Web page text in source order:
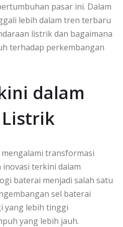
pasar ini. Dalam
lebih dalam tren terbaru
listrik dan bagaimana
terhadap perkembangan
dalam
transformasi
terkini dalam
baterai menjadi salah satu
sel baterai
yang lebih tinggi
yang lebih jauh.